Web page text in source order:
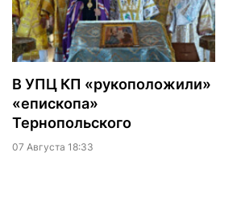
В УПЦ КП «рукоположили»
«епископа»
Тернопольского
07 Августа 18:33